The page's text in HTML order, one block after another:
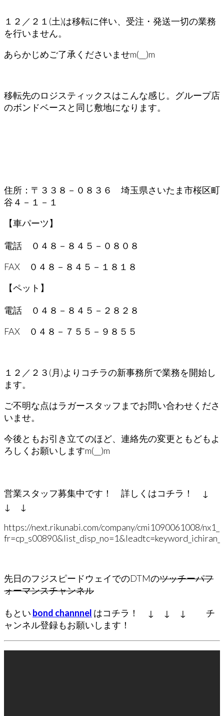
１２／２１(土)は移転に伴い、受注・発送一切の業務
を行いません。
あらかじめご了承くださいませm(__)m
移転先のロジスティックスはこんな感じ。グループ店
のボンドベースと同じ敷地になります。
住所：〒３３８－０８３６ 埼玉県さいたま市桜区町
谷４－１－１
【車パーツ】
電話 ０４８－８４５－０８０８
FAX ０４８－８４５－１８１８
【ペット】
電話 ０４８－８４５－２８２８
FAX ０４８－７５５－９８５５
１２／２３(月)よりコチラの新事務所で業務を開始し
ます。
ご不明な点はラガースタッフまでお問い合わせくださ
いませ。
今後ともお引き立てのほど、連絡先の変更ともどもよ
ろしくお願いしますm(__)m
営業スタッフ募集中です！ 詳しくはコチラ！ ↓
↓ ↓
https://next.rikunabi.com/company/cmi1090061008/
先日のフジスピードウェイでのDTMのツッチーパフ
ォーマンスチャンネル
もとい bond channnel はコチラ！ ↓ ↓ ↓ チ
ャンネル登録もお願いします！